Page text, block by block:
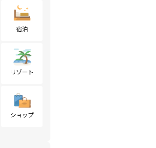
宿泊
リゾート
ショップ